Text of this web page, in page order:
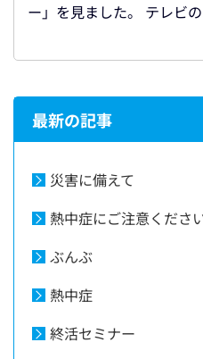
ー」を見ました。 テレビ
最新の記事
災害に備えて
熱中症にご注意くださ
ぶんぶ
熱中症
終活セミナー